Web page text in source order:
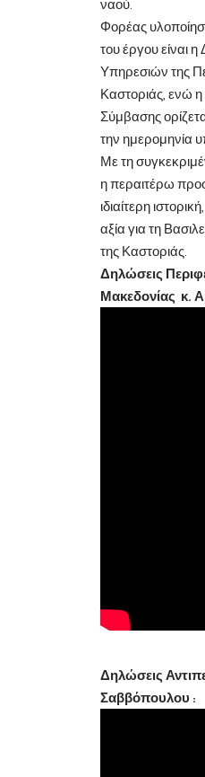
ναού.
Φορέας
του έργου είναι
Υπηρεσιών της
Καστοριάς, ενώ η
Σύμβασης
την ημερομηνία
Με τη
η περαιτέρω
ιδιαίτερη
αξία για τη
της Καστοριάς.
Δηλώσεις
Μακεδονίας κ.
Δηλώσεις
Σαββόπουλου :